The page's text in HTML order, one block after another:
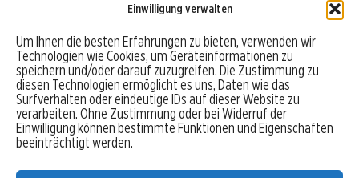
Einwilligung verwalten
Um Ihnen die besten Erfahrungen zu bieten, verwenden wir
Technologien wie Cookies, um Geräteinformationen zu
speichern und/oder darauf zuzugreifen. Die Zustimmung zu
diesen Technologien ermöglicht es uns, Daten wie das
Surfverhalten oder eindeutige IDs auf dieser Website zu
verarbeiten. Ohne Zustimmung oder bei Widerruf der
Einwilligung können bestimmte Funktionen und Eigenschaften
beeinträchtigt werden.
Robo-Advisor vergleichen
Depotvergleich
Festgeld vergleichen